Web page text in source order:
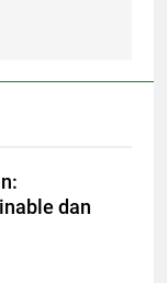
dan